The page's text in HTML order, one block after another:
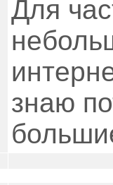
Для
знаю